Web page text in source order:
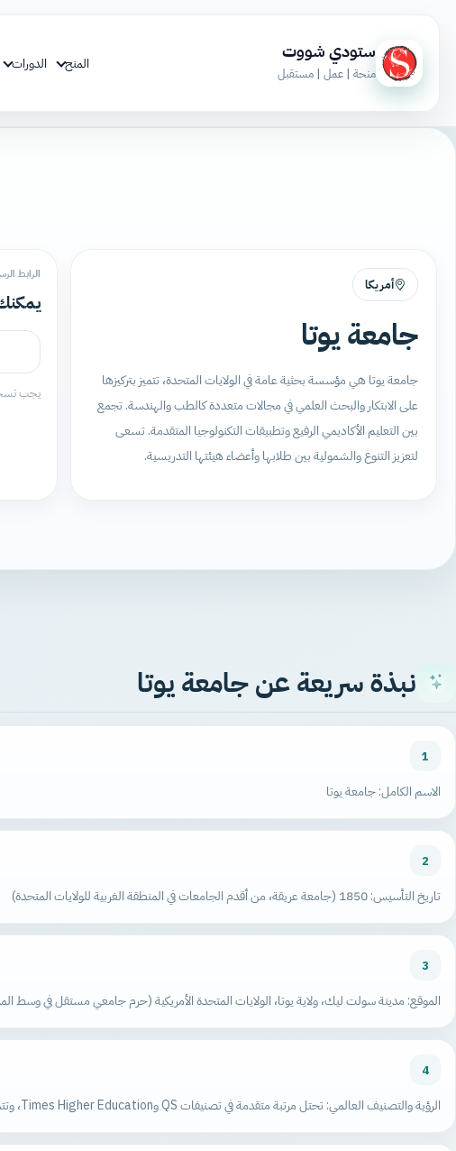
ستودي شووت
منحة | عمل | مستقبل
المنح الدورات
أمريكا
جامعة يوتا
جامعة يوتا هي مؤسسة بحثية عامة في الولايات المتحدة، تتميز بتركيزها
على الابتكار والبحث العلمي في مجالات متعددة كالطب والهندسة. تجمع
بين التعليم الأكاديمي الرفيع وتطبيقات التكنولوجيا المتقدمة. تسعى
لتعزيز التنوع والشمولية بين طلابها وأعضاء هيئتها التدريسية.
الرابط
يجب
نبذة سريعة عن جامعة يوتا
1
الاسم الكامل: جامعة يوتا
2
تاريخ التأسيس: 1850 (جامعة عريقة، من أقدم الجامعات في المنطقة الغربية للولايات المتحدة)
3
الموقع: مدينة سولت ليك، ولاية يوتا، الولايات المتحدة الأمريكية (حرم جامعي مستقل في وسط
4
الرؤية والتصنيف العالمي: تحتل مرتبة متقدمة في تصنيفات QS وTimes Higher Education، وتتميز بقوة في مجالات الطب والهندسة وعلوم الكمبيوتر